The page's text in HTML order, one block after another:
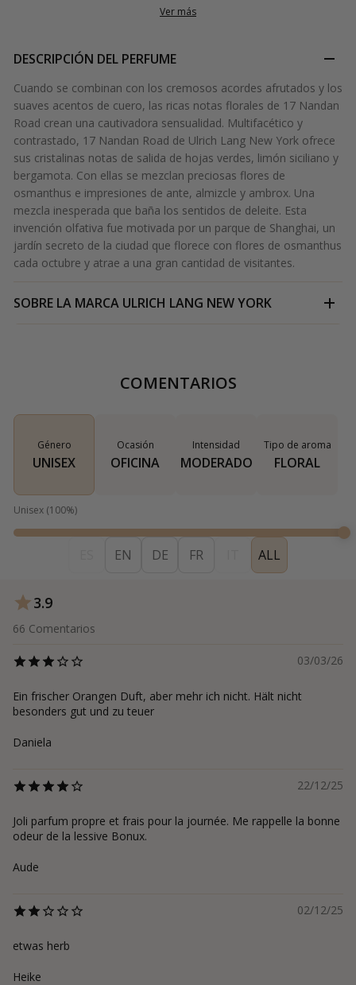
Ver más
DESCRIPCIÓN DEL PERFUME
Cuando se combinan con los cremosos acordes afrutados y los
suaves acentos de cuero, las ricas notas florales de 17 Nandan
Road crean una cautivadora sensualidad. Multifacético y
contrastado, 17 Nandan Road de Ulrich Lang New York ofrece
sus cristalinas notas de salida de hojas verdes, limón siciliano y
bergamota. Con ellas se mezclan preciosas flores de
osmanthus e impresiones de ante, almizcle y ambrox. Una
mezcla inesperada que baña los sentidos de deleite. Esta
invención olfativa fue motivada por un parque de Shanghai, un
jardín secreto de la ciudad que florece con flores de osmanthus
cada octubre y atrae a una gran cantidad de visitantes.
SOBRE LA MARCA ULRICH LANG NEW YORK
COMENTARIOS
Género
UNISEX
Ocasión
OFICINA
Intensidad
MODERADO
Tipo de aroma
FLORAL
Unisex (100%)
EN DE FR ALL
3.9
66 Comentarios
03/03/26
Ein frischer Orangen Duft, aber mehr ich nicht. Hält nicht
besonders gut und zu teuer
Daniela
22/12/25
Joli parfum propre et frais pour la journée. Me rappelle la bonne
odeur de la lessive Bonux.
Aude
02/12/25
etwas herb
Heike